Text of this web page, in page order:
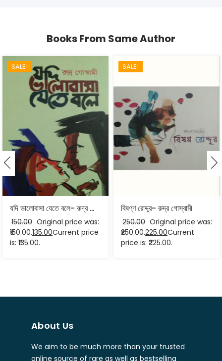
Books From Same Author
SALE!
যদি ভালোবাসা যেতে বলে- রুদ্র গোস্বামী
150.00 Original price was:
₹150.00.135.00Current price
is: ₹135.00.
SALE!
বিষণ্ণ রোদ্দুর- রুদ্র গোস্বামী
250.00 Original price was:
₹250.00.225.00Current
price is: ₹225.00.
About Us
We aim to be much more than your trusted
online source of rare as well as bestselling